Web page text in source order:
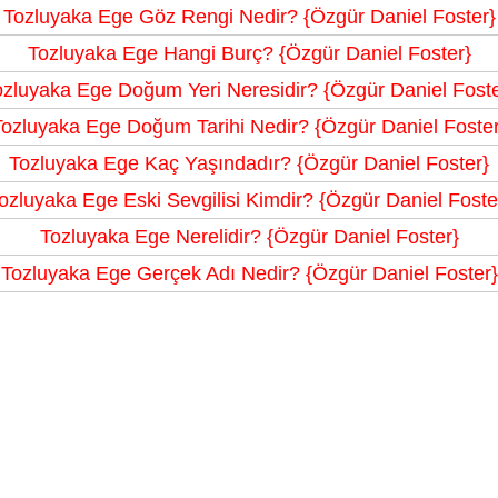
Tozluyaka Ege Göz Rengi Nedir? {Özgür Daniel Foster}
Tozluyaka Ege Hangi Burç? {Özgür Daniel Foster}
Ege Doğum Yeri Neresidir? {Özgür Daniel
Ege Doğum Tarihi Nedir? {Özgür Daniel
Tozluyaka Ege Kaç Yaşındadır? {Özgür Daniel Foster}
Ege Eski Sevgilisi Kimdir? {Özgür Daniel
Tozluyaka Ege Nerelidir? {Özgür Daniel Foster}
Tozluyaka Ege Gerçek Adı Nedir? {Özgür Daniel Foster}